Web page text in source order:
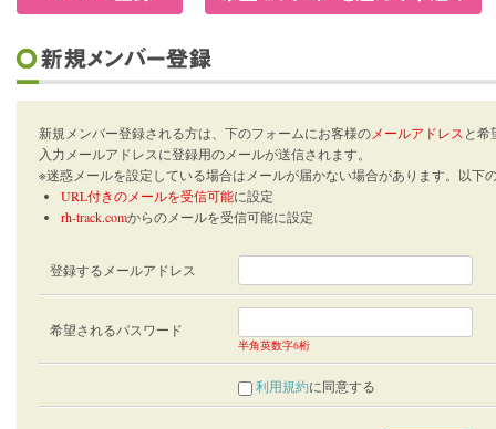
新規メンバー登録される方は、下のフォームにお客様のメールアドレス と希
入力メールアドレスに登録用のメールが送信されます。
※迷惑メールを設定している場合はメールが届かない場合があります。以下
URL付きのメールを受信可能に設定
rh-track.comからのメールを受信可能に設定
登録するメールアドレス
希望されるパスワード
半角英数字6桁
利用規約に同意する